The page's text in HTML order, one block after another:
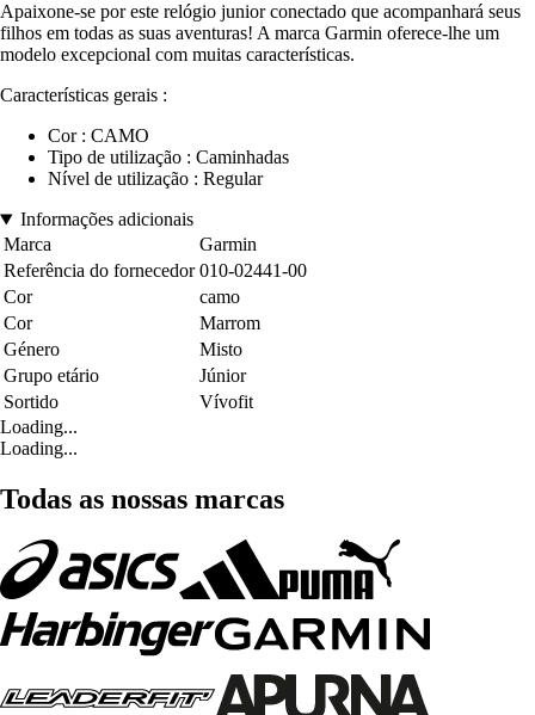
Apaixone-se por este relógio junior conectado que acompanhará seus
filhos em todas as suas aventuras! A marca Garmin oferece-lhe um
modelo excepcional com muitas características.
Características gerais :
Cor : CAMO
Tipo de utilização : Caminhadas
Nível de utilização : Regular
Informações adicionais
Marca
Garmin
Referência do fornecedor 010-02441-00
Cor
camo
Cor
Marrom
Género
Misto
Grupo etário
Júnior
Sortido
Vívofit
Loading...
Loading...
Todas as nossas marcas